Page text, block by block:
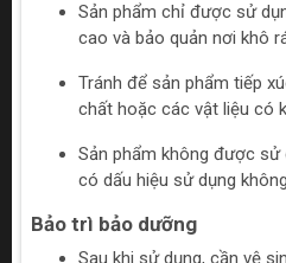
Sản phẩm chỉ được sử
cao và bảo quản nơi khô
Tránh để sản phẩm tiếp
chất hoặc các vật liệu có
Sản phẩm không được
có dấu hiệu sử dụng
Bảo trì bảo dưỡng
Sau khi sử dụng, cần vệ